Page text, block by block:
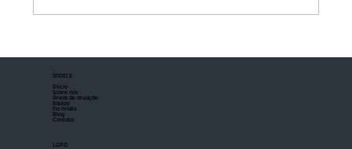
ÍNDICE
Início
Sobre nós
Áreas de atuação
Equipe
Na mídia
Blog
Contato
LGPD